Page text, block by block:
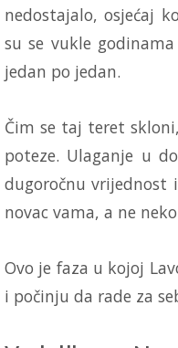
nedostajalo, osjećaj
su se vukle
jedan po jedan.
Čim se taj teret
poteze. Ulaganje u
dugoročnu
novac vama, a ne
Ovo je faza u kojoj
i počinju da rade za